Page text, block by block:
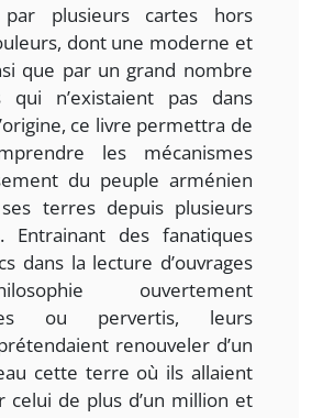
par plusieurs cartes hors
dont une moderne et
que par un grand nombre
qui n’existaient pas dans
ce livre permettra de
les mécanismes
du peuple arménien
terres depuis plusieurs
Entrainant des fanatiques
dans la lecture d’ouvrages
ouvertement
ou pervertis, leurs
renouveler d’un
cette terre où ils allaient
celui de plus d’un million et